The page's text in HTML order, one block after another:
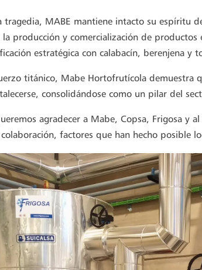
tragedia, MABE mantiene intacto su espíritu
la producción y comercialización de
estratégica con calabacín, berenjena y
titánico, Mabe Hortofrutícola demuestra
consolidándose como un pilar del
agradecer a Mabe,Copsa, Frigosa y
factores que han hecho posible